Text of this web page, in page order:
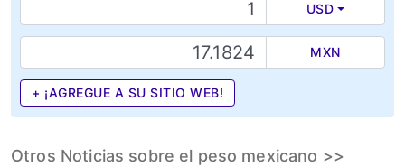
USD
MXN
+ ¡AGREGUE A SU SITIO WEB!
Otros Noticias sobre el peso mexicano >>